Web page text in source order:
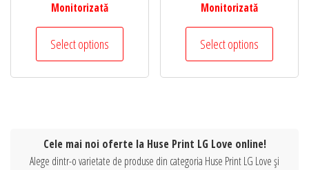
Monitorizată
Select options
Monitorizată
Select options
Cele mai noi oferte la Huse Print LG Love online!
Alege dintr-o varietate de produse din categoria Huse Print LG Love și